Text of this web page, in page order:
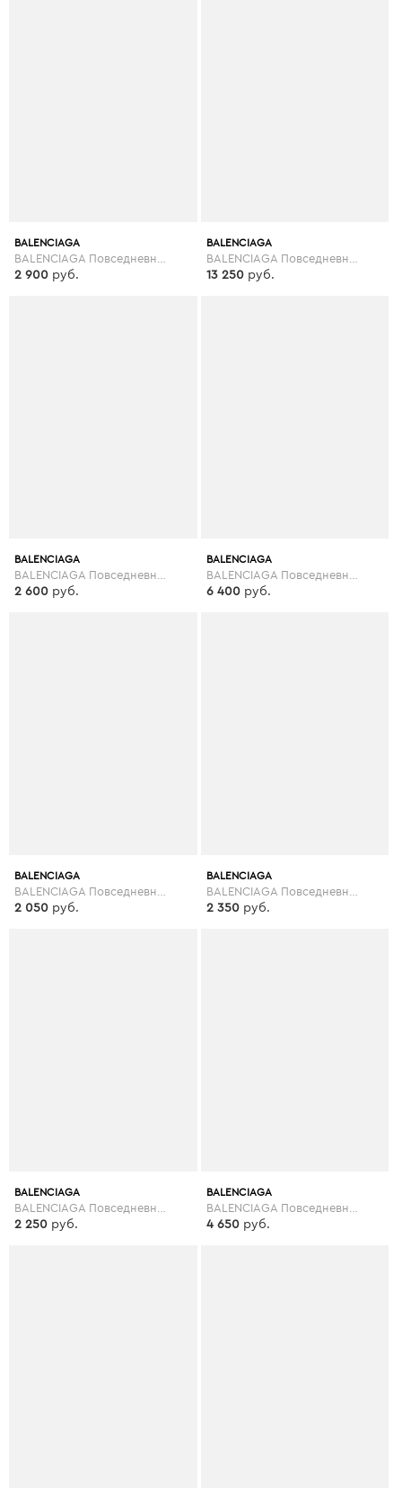
BALENCIAGA
2 900 руб.
BALENCIAGA
13 250 руб.
BALENCIAGA
2 600 руб.
BALENCIAGA
6 400 руб.
BALENCIAGA
2 050 руб.
BALENCIAGA
2 350 руб.
BALENCIAGA
2 250 руб.
BALENCIAGA
4 650 руб.